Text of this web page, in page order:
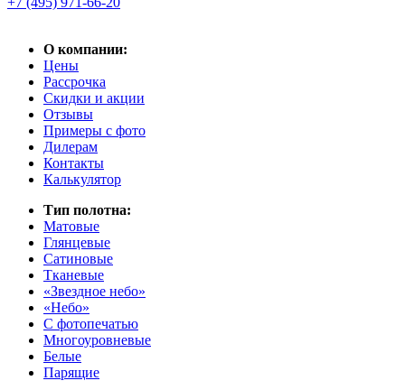
О компании:
Цены
Рассрочка
Скидки и акции
Отзывы
Примеры с фото
Дилерам
Контакты
Калькулятор
Тип полотна:
Матовые
Глянцевые
Сатиновые
Тканевые
«Звездное небо»
«Небо»
С фотопечатью
Многоуровневые
Белые
Парящие